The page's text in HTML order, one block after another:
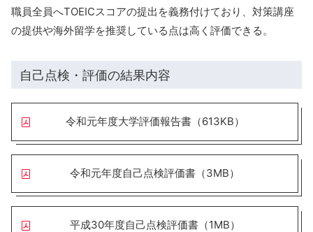
職員全員へTOEICスコアの提出を義務付けており、対策講座
の提供や海外留学を推奨している点は高く評価できる。
自己点検・評価の結果内容
令和元年度大学評価報告書（613KB）
令和元年度自己点検評価書（3MB）
平成30年度自己点検評価書（1MB）